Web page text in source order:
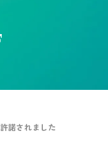
許諾されました